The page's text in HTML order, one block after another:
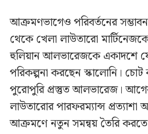
আক্রমণভাগেও পরিবর্তনের
থেকে খেলা লাউতারো
হুলিয়ান আলভারেজকে একাদশে
পরিকল্পনা করছেন স্কালোনি।
পুরোপুরি প্রস্তুত আলভারেজ।
লাউতারোর পারফরম্যান্স প্রত্যাশা
আক্রমণে নতুন সমন্বয় তৈরি